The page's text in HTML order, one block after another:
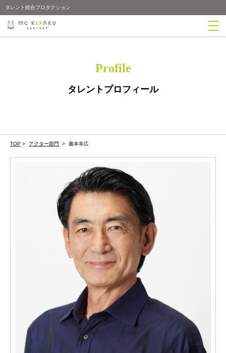
タレント総合プロダクション
Profile
タレントプロフィール
TOP > アクター部門 > 藤本幸広